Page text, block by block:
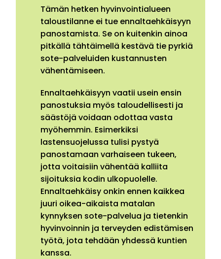
Tämän hetken hyvinvointialueen
taloustilanne ei tue ennaltaehkäisyyn
panostamista. Se on kuitenkin ainoa
pitkällä tähtäimellä kestävä tie pyrkiä
sote-palveluiden kustannusten
vähentämiseen.
Ennaltaehkäisyyn vaatii usein ensin
panostuksia myös taloudellisesti ja
säästöjä voidaan odottaa vasta
myöhemmin. Esimerkiksi
lastensuojelussa tulisi pystyä
panostamaan varhaiseen tukeen,
jotta voitaisiin vähentää kalliita
sijoituksia kodin ulkopuolelle.
Ennaltaehkäisy onkin ennen kaikkea
juuri oikea-aikaista matalan
kynnyksen sote-palvelua ja tietenkin
hyvinvoinnin ja terveyden edistämisen
työtä, jota tehdään yhdessä kuntien
kanssa.